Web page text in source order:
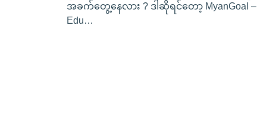
အခက်တွေ့နေလား ? ဒါဆိုရင်တော့ MyanGoal –
Edu…